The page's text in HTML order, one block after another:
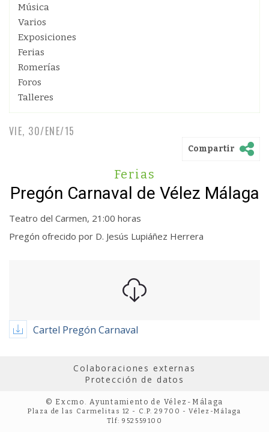
Música
Varios
Exposiciones
Ferias
Romerías
Foros
Talleres
VIE, 30/ENE/15
Compartir
Ferias
Pregón Carnaval de Vélez Málaga
Teatro del Carmen, 21:00 horas
Pregón ofrecido por D. Jesús Lupiáñez Herrera
Cartel Pregón Carnaval
Colaboraciones externas
Protección de datos
© Excmo. Ayuntamiento de Vélez-Málaga
Plaza de las Carmelitas 12 - C.P. 29700 - Vélez-Málaga
Tlf: 952559100